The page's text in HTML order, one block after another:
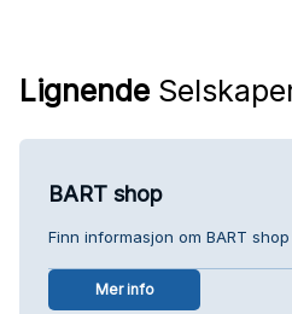
Lignende
BART shop
Finn informasjon om BART
Mer info